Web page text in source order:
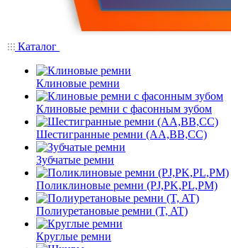
Каталог
Клиновые ремни
Клиновые ремни с фасонным зубом
Шестигранные ремни (AA,BB,CC)
Зубчатые ремни
Поликлиновые ремни (PJ,PK,PL,PM)
Полиуретановые ремни (T, AT)
Круглые ремни